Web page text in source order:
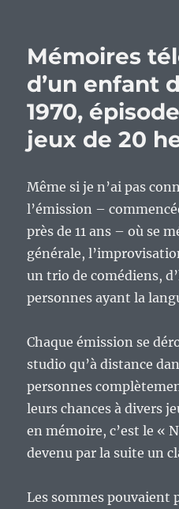
Mémoires
d’un enfant
1970,
jeux de 20
Même si je n’ai pas
l’émission –
près de 11 ans – où se
générale,
un trio de comédiens,
personnes ayant la
Chaque émission se
studio qu’à distance
personnes
leurs chances à divers
en mémoire, c’est le «
devenu par la suite un
Les sommes pouvaient